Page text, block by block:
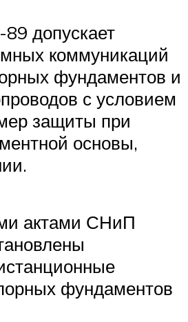
допускает
коммуникаций
фундаментов и
с условием
защиты при
основы,
актами СНиП
фундаментов